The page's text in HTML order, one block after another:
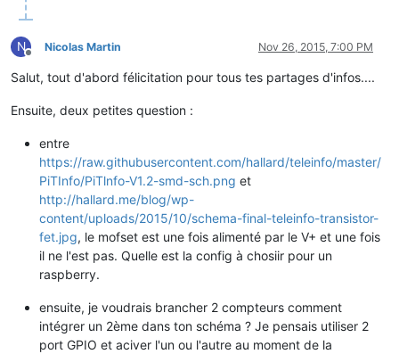
N
Offline
Nicolas Martin Nov 26, 2015, 7:00 PM
Salut, tout d'abord félicitation pour tous tes partages d'infos....
Ensuite, deux petites question :
entre
https://raw.githubusercontent.com/hallard/teleinfo/master/
PiTInfo/PiTlnfo-V1.2-smd-sch.png et
http://hallard.me/blog/wp-
content/uploads/2015/10/schema-final-teleinfo-transistor-
fet.jpg, le mofset est une fois alimenté par le V+ et une fois
il ne l'est pas. Quelle est la config à chosiir pour un
raspberry.
ensuite, je voudrais brancher 2 compteurs comment
intégrer un 2ème dans ton schéma ? Je pensais utiliser 2
port GPIO et aciver l'un ou l'autre au moment de la